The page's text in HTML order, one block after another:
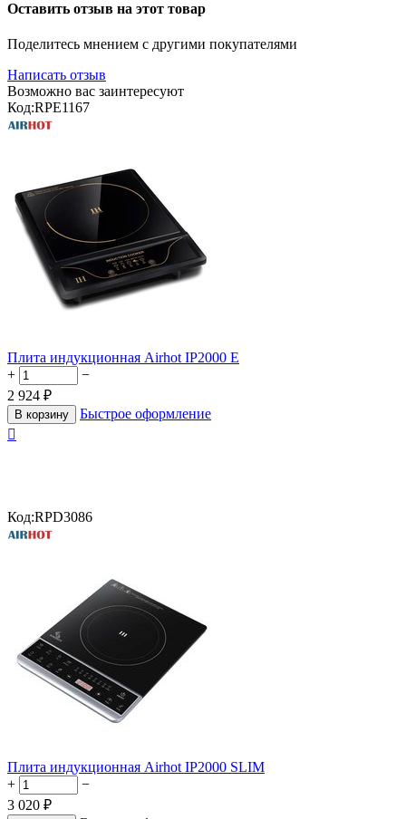
Оставить отзыв на этот товар
Поделитесь мнением с другими покупателями
Написать отзыв
Возможно вас заинтересуют
Код:RPE1167
Плита индукционная Airhot IP2000 E
+
−
2 924 ₽
В корзину
Быстрое оформление

Код:RPD3086
Плита индукционная Airhot IP2000 SLIM
+
−
3 020 ₽